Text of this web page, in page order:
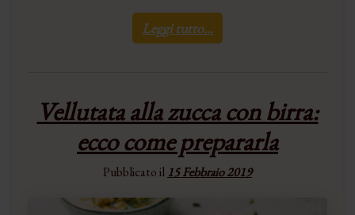
Leggi tutto…
Vellutata alla zucca con birra:
ecco come prepararla
Pubblicato il 15 Febbraio 2019